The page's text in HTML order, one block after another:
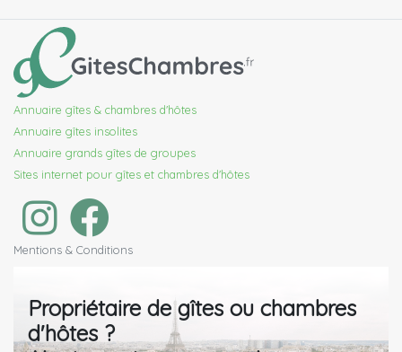
Annuaire gîtes & chambres d'hôtes
Annuaire gîtes insolites
Annuaire grands gîtes de groupes
Sites internet pour gîtes et chambres d'hôtes
Mentions & Conditions
Propriétaire de gîtes ou chambres
d'hôtes ?